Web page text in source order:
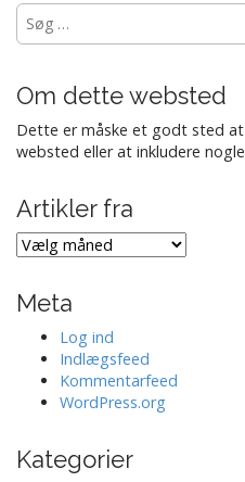
Søg
efter:
Om dette websted
Dette er måske et godt sted
websted eller at inkludere
Artikler fra
Artikler
fra
Meta
Log ind
Indlægsfeed
Kommentarfeed
WordPress.org
Kategorier